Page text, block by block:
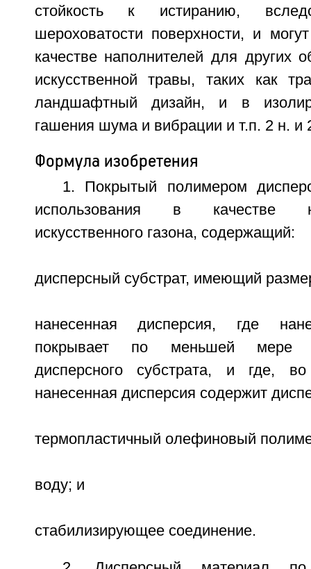
стойкость к истиранию,
шероховатости поверхности, и
качестве наполнителей для других
искусственной травы, таких как
ландшафтный дизайн, и в
гашения шума и вибрации и т.п. 2 н. и
Формула изобретения
1. Покрытый полимером
использования в качестве
искусственного газона, содержащий:
дисперсный субстрат, имеющий
нанесенная дисперсия, где
покрывает по меньшей мере
дисперсного субстрата, и где,
нанесенная дисперсия содержит
термопластичный олефиновый
воду; и
стабилизирующее соединение.